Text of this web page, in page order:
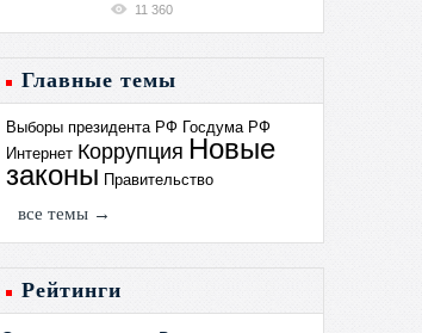
11 360
Главные темы
Выборы президента РФ Госдума РФ
Интернет Коррупция Новые
законы Правительство
все темы →
Рейтинги